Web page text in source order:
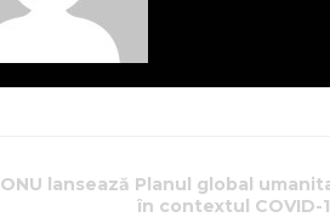
ONU lansează Planul global
în contextul COVID-